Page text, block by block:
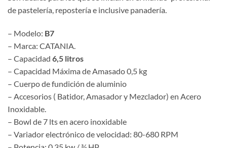
de pastelería, repostería e inclusive panadería.
– Modelo: B7
– Marca: CATANIA.
– Capacidad 6,5 litros
– Capacidad Máxima de Amasado 0,5 kg
– Cuerpo de fundición de aluminio
– Accesorios ( Batidor, Amasador y Mezclador) en Acero
Inoxidable.
– Bowl de 7 lts en acero inoxidable
– Variador electrónico de velocidad: 80-680 RPM